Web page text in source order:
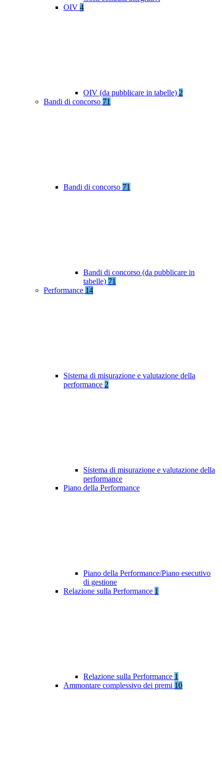
OIV 4
OIV (da pubblicare in tabelle) 2
Bandi di concorso 71
Bandi di concorso 71
Bandi di concorso (da pubblicare in
tabelle) 71
Performance 14
Sistema di misurazione e valutazione della
performance 2
Sistema di misurazione e valutazione della
performance
Piano della Performance
Piano della Performance/Piano esecutivo
di gestione
Relazione sulla Performance 1
Relazione sulla Performance 1
Ammontare complessivo dei premi 10